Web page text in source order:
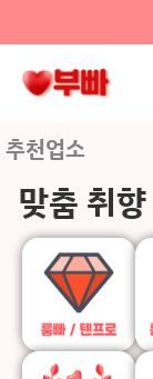
건너뛰기
추천업소
맞춤 취향